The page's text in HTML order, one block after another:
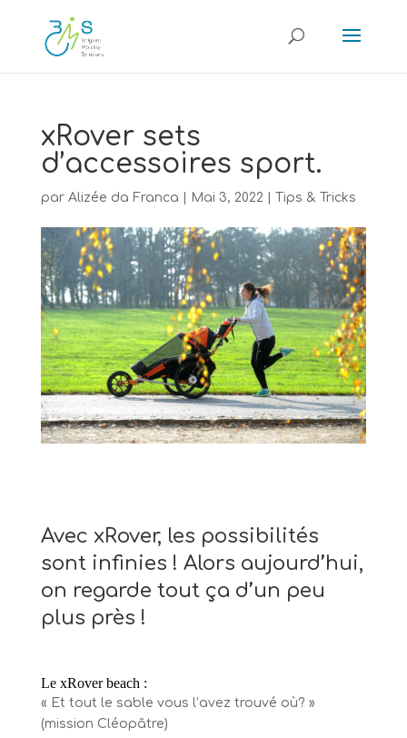
xRover sets
d’accessoires sport.
par Alizée da Franca Mai 3, 2022 Tips & Tricks
Avec xRover, les possibilités
sont infinies ! Alors aujourd’hui,
on regarde tout ça d’un peu
plus près !
Le xRover beach :
« Et tout le sable vous l’avez trouvé où? »
(mission Cléopâtre)